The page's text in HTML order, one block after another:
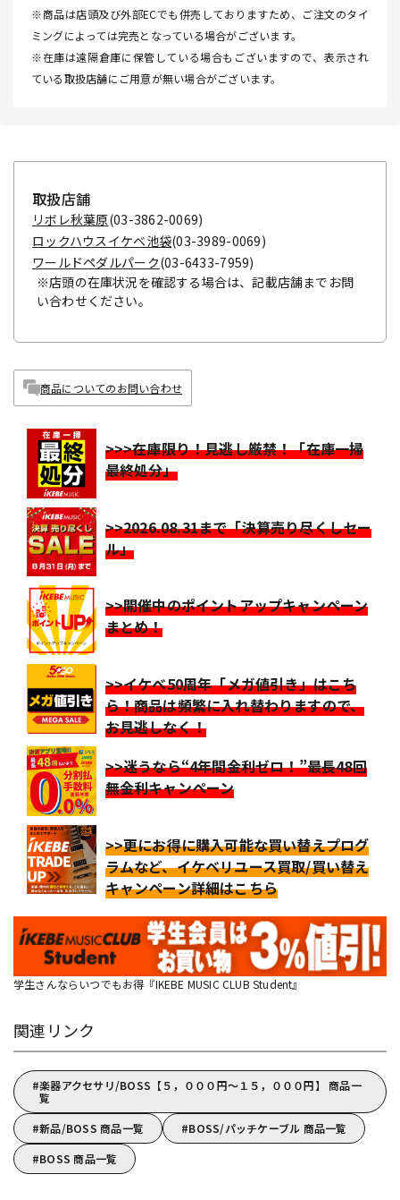
※商品は店頭及び外部ECでも併売しておりますため、ご注文のタイ
ミングによっては完売となっている場合がございます。
※在庫は遠隔倉庫に保管している場合もございますので、表示され
ている取扱店舗にご用意が無い場合がございます。
取扱店舗
リボレ秋葉原(03-3862-0069)
ロックハウスイケベ池袋(03-3989-0069)
ワールドペダルパーク(03-6433-7959)
※店頭の在庫状況を確認する場合は、記載店舗までお問
い合わせください。
商品についてのお問い合わせ
>>>在庫限り！見逃し厳禁！「在庫一掃
最終処分」
>>2026.08.31まで「決算売り尽くしセー
ル」
>>開催中のポイントアップキャンペーン
まとめ！
>>イケベ50周年「メガ値引き」はこち
ら！商品は頻繁に入れ替わりますので、
お見逃しなく！
>>迷うなら“4年間金利ゼロ！”最長48回
無金利キャンペーン
>>更にお得に購入可能な買い替えプログ
ラムなど、イケベリユース買取/買い替え
キャンペーン詳細はこちら
学生さんならいつでもお得『IKEBE MUSIC CLUB Student』
関連リンク
楽器アクセサリ/BOSS【５，０００円～１５，０００円】 商品一
覧
新品/BOSS 商品一覧
BOSS/パッチケーブル 商品一覧
BOSS 商品一覧